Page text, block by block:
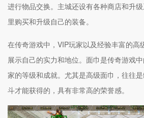
进行物品交换。主城还设有各种商店和升
里购买和升级自己的装备。
在传奇游戏中，VIP玩家以及经验丰富的高
展示自己的实力和地位。面巾是传奇游戏
家的等级和成就。尤其是高级面巾，往往
斗才能获得的，具有非常高的荣誉感。